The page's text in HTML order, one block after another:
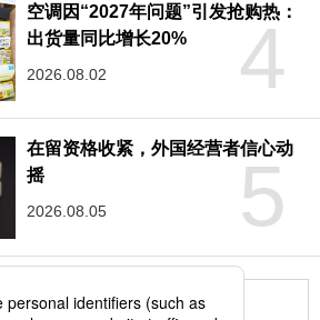
4
空调因“2027年问题”引发抢购热：
出货量同比增长20%
2026.08.02
5
在留资格收紧，外国经营者信心动
摇
2026.08.05
更多